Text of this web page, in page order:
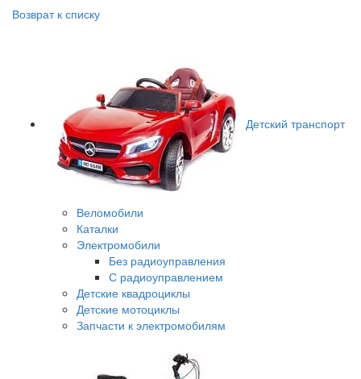
Возврат к списку
Детский транспорт
Веломобили
Каталки
Электромобили
Без радиоуправления
С радиоуправлением
Детские квадроциклы
Детские мотоциклы
Запчасти к электромобилям